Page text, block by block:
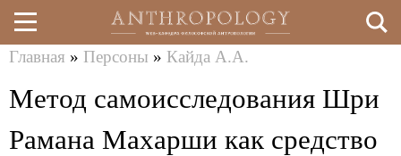
Перейти
к
основному
здесь
Главная » Персоны » Кайда А.А.
Метод самоисследования Шри
Рамана Махарши как средство